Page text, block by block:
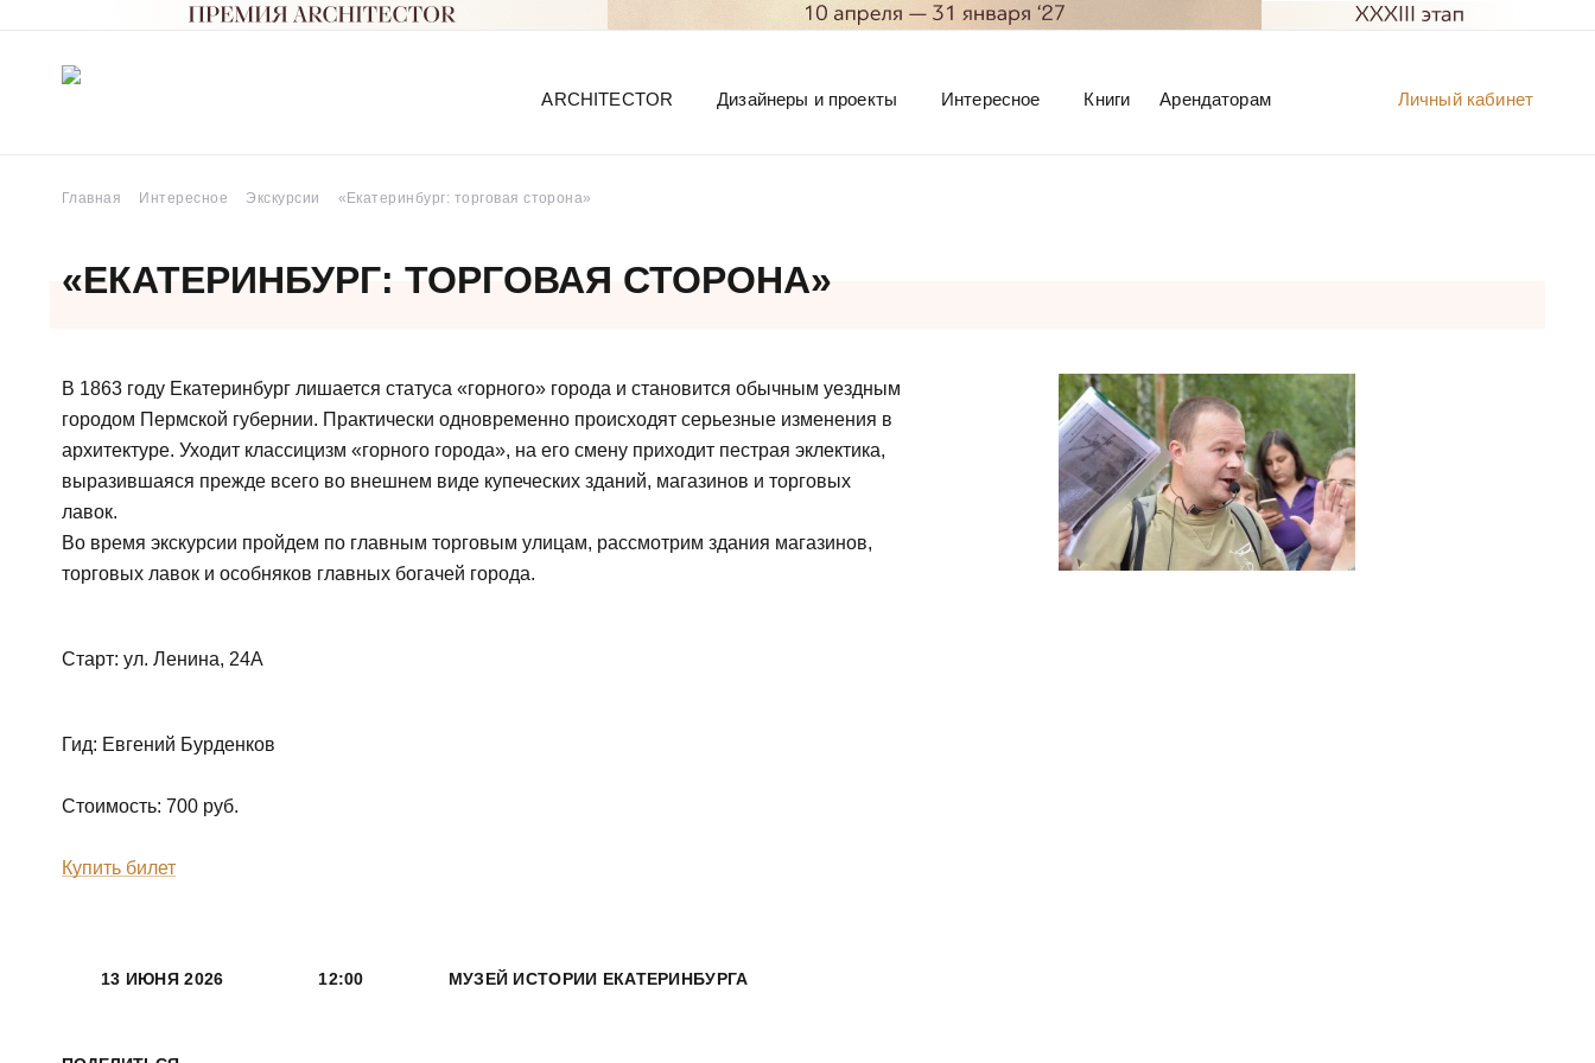
Личный кабинет
ARCHITECTOR Дизайнеры и проекты Интересное Книги Арендаторам
Главная Интересное Экскурсии «Екатеринбург: торговая сторона»
«ЕКАТЕРИНБУРГ: ТОРГОВАЯ СТОРОНА»
В 1863 году Екатеринбург лишается статуса «горного» города и становится обычным уездным
городом Пермской губернии. Практически одновременно происходят серьезные изменения в
архитектуре. Уходит классицизм «горного города», на его смену приходит пестрая эклектика,
выразившаяся прежде всего во внешнем виде купеческих зданий, магазинов и торговых
лавок.
Во время экскурсии пройдем по главным торговым улицам, рассмотрим здания магазинов,
торговых лавок и особняков главных богачей города.
Старт: ул. Ленина, 24А
Гид: Евгений Бурденков
Стоимость: 700 руб.
Купить билет
13 ИЮНЯ 2026 12:00 МУЗЕЙ ИСТОРИИ ЕКАТЕРИНБУРГА